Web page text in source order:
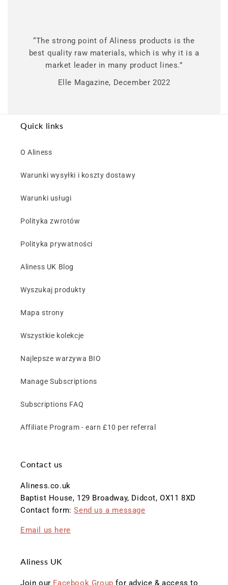
“The strong point of Aliness products is the
best quality raw materials, which is why it is a
market leader in many product lines.”
Elle Magazine, December 2022
Quick links
O Aliness
Warunki wysyłki i koszty dostawy
Warunki usługi
Polityka zwrotów
Polityka prywatności
Aliness UK Blog
Wyszukaj produkty
Mapa strony
Wszystkie kolekcje
Najlepsze warzywa BIO
Manage Subscriptions
Subscriptions FAQ
Affiliate Program - earn £10 per referral
Contact us
Aliness.co.uk
Baptist House, 129 Broadway, Didcot, OX11 8XD
Contact form:Send us a message
Email us here
Aliness UK
Join our Facebook Group for advice & access to